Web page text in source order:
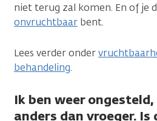
niet terug zal komen. En of je
onvruchtbaar bent.
Lees verder onder
behandeling.
Ik ben weer
anders dan vroeger. Is